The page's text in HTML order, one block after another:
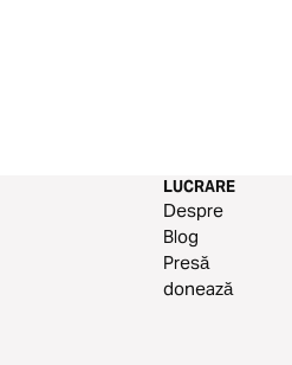
LUCRARE
Despre
Blog
Presă
donează